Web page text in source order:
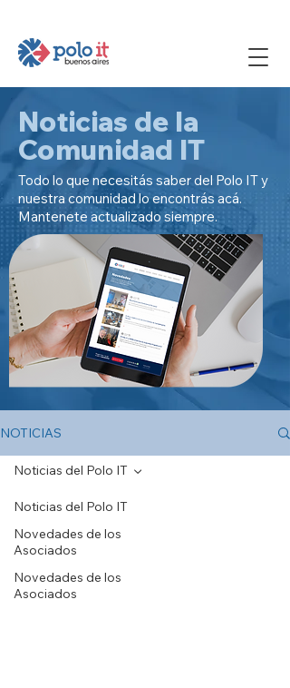
Noticias de la
Comunidad IT
Todo lo que necesitás saber del Polo IT y
nuestra comunidad lo encontrás acá.
Mantenete actualizado siempre.
NOTICIAS
Noticias del Polo IT
Novedades de los
Asociados
Novedades de los
Asociados
Noticias del Polo IT